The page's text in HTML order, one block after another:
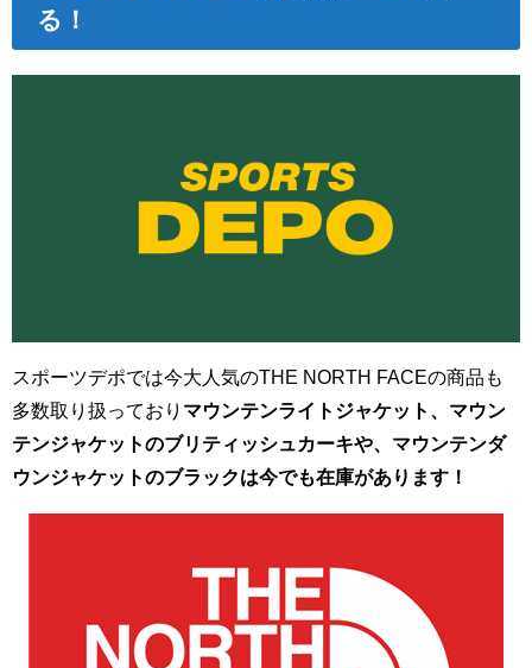
る！
スポーツデポでは今大人気のTHE NORTH FACEの商品も
多数取り扱っており マウンテンライトジャケット、マウン
テンジャケットのブリティッシュカーキや、マウンテンダ
ウンジャケットのブラックは今でも在庫があります！